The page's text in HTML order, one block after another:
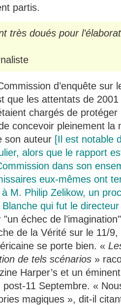
partis.
très doués pour
d’enquête sur
que les attentats de
chargés de protéger
concevoir pleinement la
son auteur [Il est notable
alors que le rapport
dans son
eux-mêmes ont
M. Philip Zelikow, un
qui fut le
échec de
de la Vérité sur le 11/
se porte bien. «
de tels scénarios »
Harper’s et un
post-11 Septembre. «
magiques », dit-il